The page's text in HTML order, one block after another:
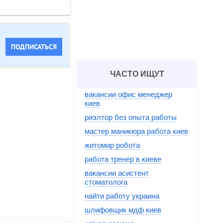
ПОДПИСАТЬСЯ
ЧАСТО ИЩУТ
вакансии офис менеджер
киев
риэлтор без опыта работы
мастер маникюра работа киев
житомир робота
работа тренер в киеве
вакансии асистент
стоматолога
найти работу украина
шлифовщик мдф киев